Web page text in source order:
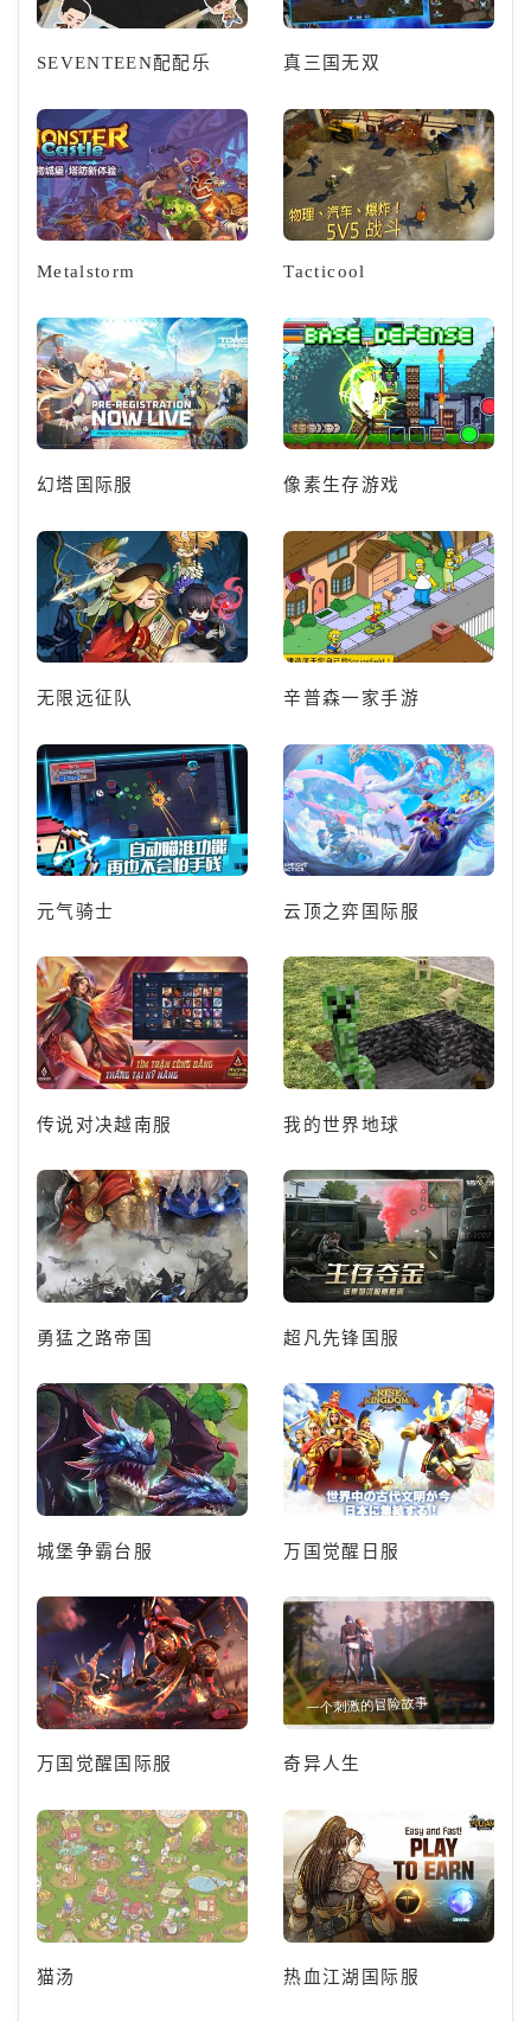
SEVENTEEN配配乐 真三国无双
Metalstorm Tacticool
幻塔国际服 像素生存游戏
无限远征队 辛普森一家手游
元气骑士 云顶之弈国际服
传说对决越南服 我的世界地球
勇猛之路帝国 超凡先锋国服
城堡争霸台服 万国觉醒日服
万国觉醒国际服 奇异人生
猫汤 热血江湖国际服